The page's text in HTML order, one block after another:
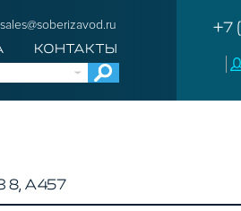
sales@soberizavod.ru
КОНТАКТЫ
+7
A457